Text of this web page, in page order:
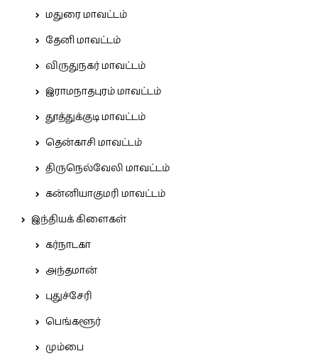
மதுரை மாவட்டம்
தேனி மாவட்டம்
விருதுநகர் மாவட்டம்
இராமநாதபுரம் மாவட்டம்
தூத்துக்குடி மாவட்டம்
தென்காசி மாவட்டம்
திருநெல்வேலி மாவட்டம்
கன்னியாகுமரி மாவட்டம்
இந்தியக் கிளைகள்
கர்நாடகா
அந்தமான்
புதுச்சேரி
பெங்களூர்
மும்பை